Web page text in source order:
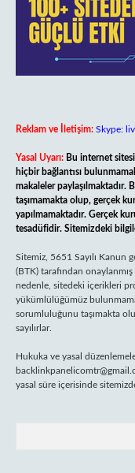
Reklam ve İletişim: Skype:
Yasal Uyarı: Bu internet
hiçbir bağlantısı
makaleler paylaşılmaktadır.
taşımamakta olup, gerçek
yapılmamaktadır. Gerçek
tesadüfidir. Sitemizdeki
Sitemiz, 5651 Sayılı Kanun
(BTK) tarafından
nedenle, sitedeki içerikleri
yükümlülüğümüz
sorumluluğunu taşımakta
sayılırlar.
Hukuka ve yasal
yasal süre içerisinde